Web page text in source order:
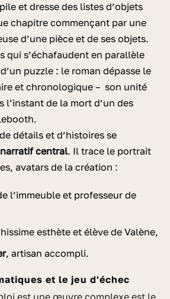
et dresse des listes d’objets
chapitre commençant par une
d’une pièce et de ses objets.
qui s’échafaudent en parallèle
puzzle : le roman dépasse le
et chronologique – son unité
l’instant de la mort d’un des
détails et d’histoires se
central. Il trace le portrait
avatars de la création :
l’immeuble et professeur de
esthète et élève de Valène,
, artisan accompli.
et le jeu d'échec